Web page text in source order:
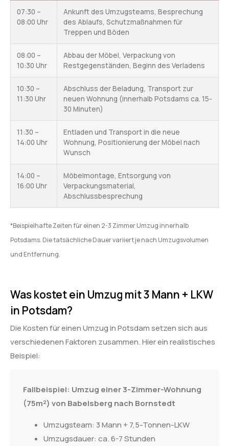
07:30 –
08:00 Uhr
Ankunft des Umzugsteams, Besprechung
des Ablaufs, Schutzmaßnahmen für
Treppen und Böden
08:00 –
10:30 Uhr
Abbau der Möbel, Verpackung von
Restgegenständen, Beginn des Verladens
10:30 –
11:30 Uhr
Abschluss der Beladung, Transport zur
neuen Wohnung (innerhalb Potsdams ca. 15-
30 Minuten)
11:30 –
14:00 Uhr
Entladen und Transport in die neue
Wohnung, Positionierung der Möbel nach
Wunsch
14:00 –
16:00 Uhr
Möbelmontage, Entsorgung von
Verpackungsmaterial,
Abschlussbesprechung
*Beispielhafte Zeiten für einen 2-3 Zimmer Umzug innerhalb
Potsdams. Die tatsächliche Dauer variiert je nach Umzugsvolumen
und Entfernung.
Was kostet ein Umzug mit 3 Mann + LKW
in Potsdam?
Die Kosten für einen Umzug in Potsdam setzen sich aus
verschiedenen Faktoren zusammen. Hier ein realistisches
Beispiel:
Fallbeispiel: Umzug einer 3-Zimmer-Wohnung
(75m²) von Babelsberg nach Bornstedt
Umzugsteam: 3 Mann + 7,5-Tonnen-LKW
Umzugsdauer: ca. 6-7 Stunden